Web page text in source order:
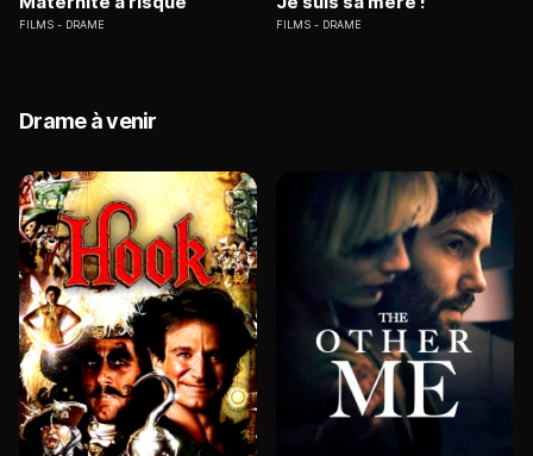
FILMS DRAME FILMS DRAME
Drame à venir